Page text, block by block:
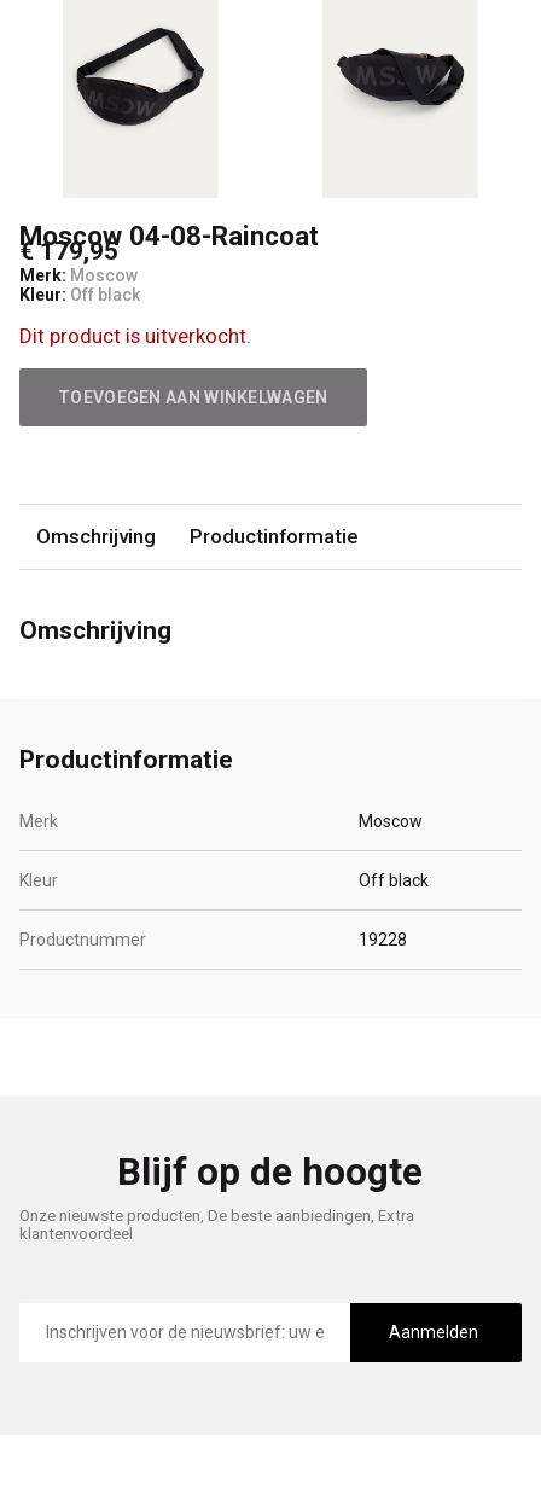
Woman
Moscow 04-08-Raincoat
€ 179,95
Merk: Moscow
Kleur: Off black
Dit product is uitverkocht.
TOEVOEGEN AAN WINKELWAGEN
Omschrijving Productinformatie
Omschrijving
Productinformatie
Merk Moscow
Kleur Off black
Productnummer 19228
Blijf op de hoogte
Onze nieuwste producten, De beste aanbiedingen, Extra
klantenvoordeel
mailadres
Aanmelden